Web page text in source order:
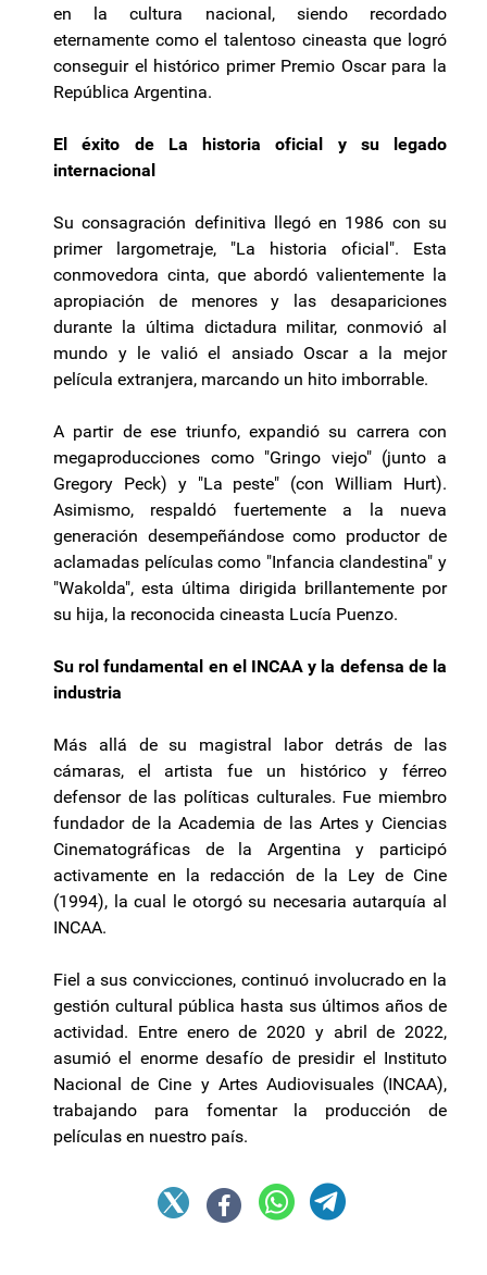
en la cultura nacional, siendo recordado
eternamente como el talentoso cineasta que logró
conseguir el histórico primer Premio Oscar para la
República Argentina.
El éxito de La historia oficial y su legado
internacional
Su consagración definitiva llegó en 1986 con su
primer largometraje, "La historia oficial". Esta
conmovedora cinta, que abordó valientemente la
apropiación de menores y las desapariciones
durante la última dictadura militar, conmovió al
mundo y le valió el ansiado Oscar a la mejor
película extranjera, marcando un hito imborrable.
A partir de ese triunfo, expandió su carrera con
megaproducciones como "Gringo viejo" (junto a
Gregory Peck) y "La peste" (con William Hurt).
Asimismo, respaldó fuertemente a la nueva
generación desempeñándose como productor de
aclamadas películas como "Infancia clandestina" y
"Wakolda", esta última dirigida brillantemente por
su hija, la reconocida cineasta Lucía Puenzo.
Su rol fundamental en el INCAA y la defensa de la
industria
Más allá de su magistral labor detrás de las
cámaras, el artista fue un histórico y férreo
defensor de las políticas culturales. Fue miembro
fundador de la Academia de las Artes y Ciencias
Cinematográficas de la Argentina y participó
activamente en la redacción de la Ley de Cine
(1994), la cual le otorgó su necesaria autarquía al
INCAA.
Fiel a sus convicciones, continuó involucrado en la
gestión cultural pública hasta sus últimos años de
actividad. Entre enero de 2020 y abril de 2022,
asumió el enorme desafío de presidir el Instituto
Nacional de Cine y Artes Audiovisuales (INCAA),
trabajando para fomentar la producción de
películas en nuestro país.